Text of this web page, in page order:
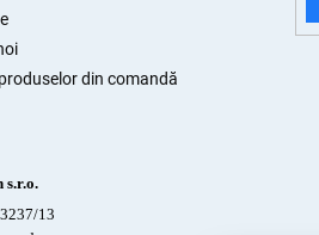
din comandă
s.r.o.
13